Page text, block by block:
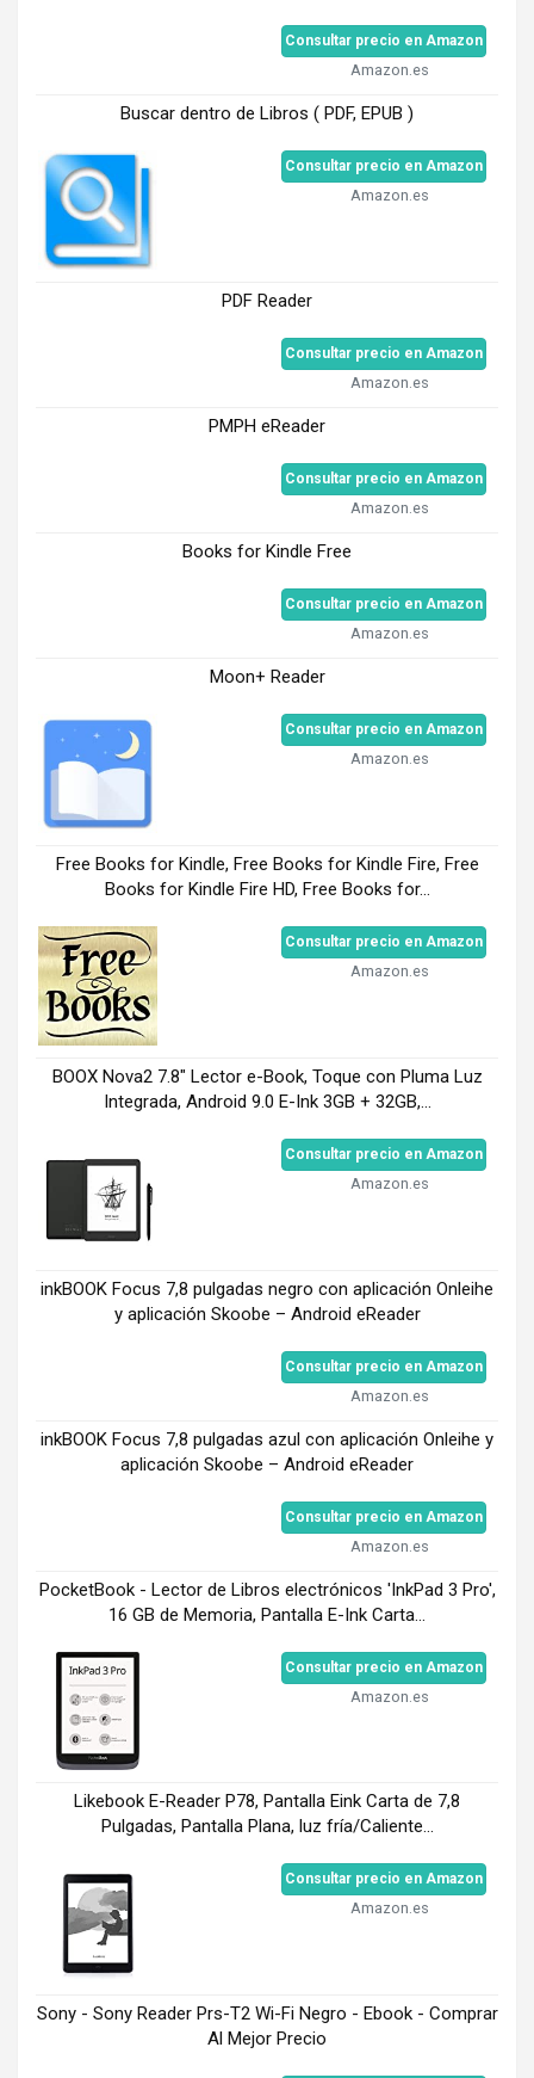
Consultar precio en Amazon
Amazon.es
Buscar dentro de Libros ( PDF, EPUB )
Consultar precio en Amazon
Amazon.es
PDF Reader
Consultar precio en Amazon
Amazon.es
PMPH eReader
Consultar precio en Amazon
Amazon.es
Books for Kindle Free
Consultar precio en Amazon
Amazon.es
Moon+ Reader
Consultar precio en Amazon
Amazon.es
Free Books for Kindle, Free Books for Kindle Fire, Free
Books for Kindle Fire HD, Free Books for...
Consultar precio en Amazon
Amazon.es
BOOX Nova2 7.8" Lector e-Book, Toque con Pluma Luz
Integrada, Android 9.0 E-Ink 3GB + 32GB,...
Consultar precio en Amazon
Amazon.es
inkBOOK Focus 7,8 pulgadas negro con aplicación Onleihe
y aplicación Skoobe – Android eReader
Consultar precio en Amazon
Amazon.es
inkBOOK Focus 7,8 pulgadas azul con aplicación Onleihe y
aplicación Skoobe – Android eReader
Consultar precio en Amazon
Amazon.es
PocketBook - Lector de Libros electrónicos 'InkPad 3 Pro',
16 GB de Memoria, Pantalla E-Ink Carta...
Consultar precio en Amazon
Amazon.es
Likebook E-Reader P78, Pantalla Eink Carta de 7,8
Pulgadas, Pantalla Plana, luz fría/Caliente...
Consultar precio en Amazon
Amazon.es
Sony - Sony Reader Prs-T2 Wi-Fi Negro - Ebook - Comprar
Al Mejor Precio